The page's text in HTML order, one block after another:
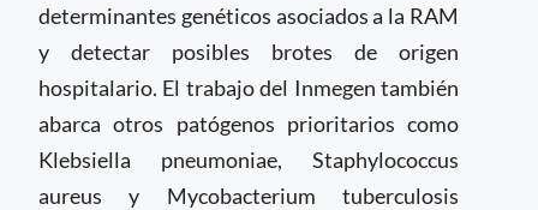
determinantes genéticos asociados a la RAM
y detectar posibles brotes de origen
hospitalario. El trabajo del Inmegen también
abarca otros patógenos prioritarios como
Klebsiella pneumoniae, Staphylococcus
aureus y Mycobacterium tuberculosis